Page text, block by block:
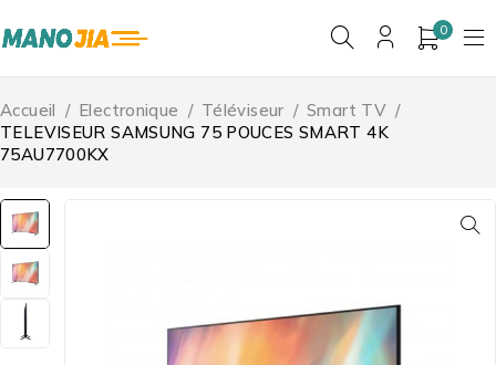
0
Accueil / Electronique / Téléviseur / Smart TV /
TELEVISEUR SAMSUNG 75 POUCES SMART 4K
75AU7700KX